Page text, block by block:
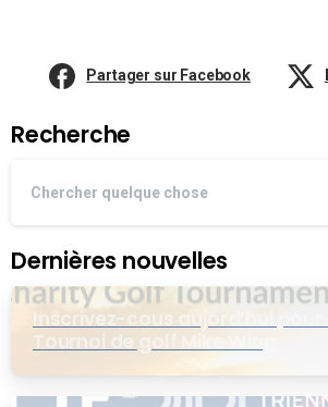
Partager sur Facebook
Recherche
Dernières nouvelles
Inscrivez-cous aujord’hui pour
Tournoi de golf Mike Wing